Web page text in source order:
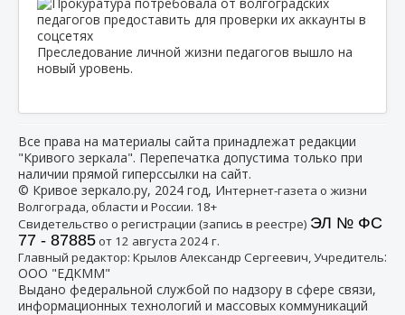
Преследование личной жизни педагогов вышло на
новый уровень.
Все права на материалы сайта принадлежат редакции
"Кривого зеркала". Перепечатка допустима только при
наличии прямой гиперссылки на сайт.
© Кривое зеркало.ру, 2024 год, Интернет-газета о жизни
Волгограда, области и России. 18+
Свидетельство о регистрации (запись в реестре) ЭЛ № ФС
77 - 87885от 12 августа 2024 г.
Главный редактор: Крылов Александр Сергеевич, Учредитель:
ООО "ЕДКММ"
Выдано федеральной службой по надзору в сфере связи,
информационных технологий и массовых коммуникаций